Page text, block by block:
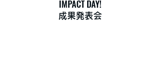
成果発表会
IMPACT DAY!